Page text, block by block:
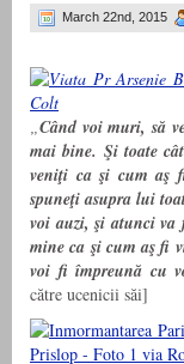
March 22nd, 2015
„Când voi muri, să
mai bine. Şi toate
veniţi ca şi cum aş
spuneţi asupra lui
voi auzi, şi atunci va
mine ca şi cum aş fi
voi fi împreună cu
către ucenicii săi]